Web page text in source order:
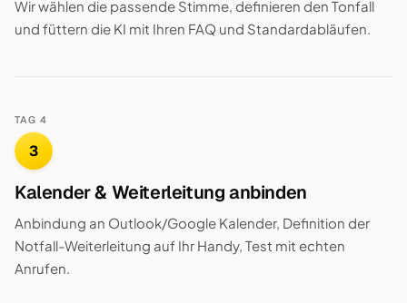
Wir wählen die passende Stimme, definieren den Tonfall
und füttern die KI mit Ihren FAQ und Standardabläufen.
TAG 4
3
Kalender & Weiterleitung anbinden
Anbindung an Outlook/Google Kalender, Definition der
Notfall-Weiterleitung auf Ihr Handy, Test mit echten
Anrufen.